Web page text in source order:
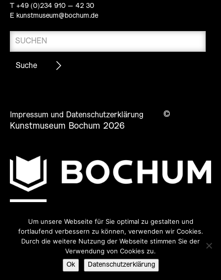
T +49 (0)234 910 – 42 30
E kunstmuseum@bochum.de
Impressum und Datenschutzerklärung
©
Kunstmuseum Bochum 2026
Um unsere Webseite für Sie optimal zu gestalten und
fortlaufend verbessern zu können, verwenden wir Cookies.
Durch die weitere Nutzung der Webseite stimmen Sie der
Verwendung von Cookies zu.
Ok Datenschutzerklärung